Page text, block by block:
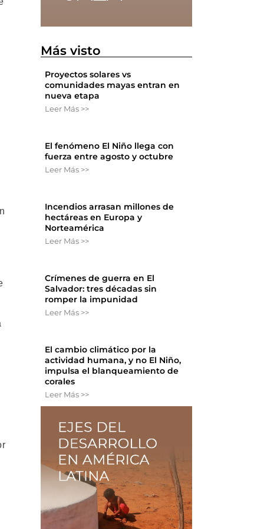
Más visto
Proyectos solares vs
comunidades mayas entran en
nueva etapa
Leer Más >>
El fenómeno El Niño llega con
fuerza entre agosto y octubre
Leer Más >>
Incendios arrasan millones de
hectáreas en Europa y
Norteamérica
Leer Más >>
Crímenes de guerra en El
Salvador: tres décadas sin
romper la impunidad
Leer Más >>
El cambio climático por la
actividad humana, y no El Niño,
impulsa el blanqueamiento de
corales
Leer Más >>